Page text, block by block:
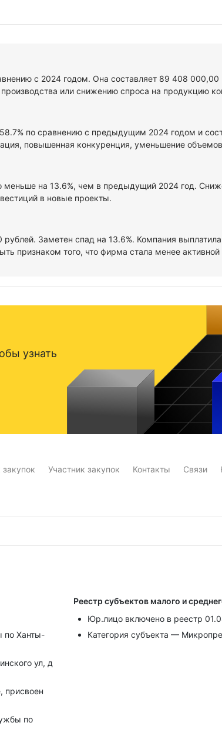
с 2024 годом. Она составляет 89 408
или снижению спроса на продукцию
по сравнению с предыдущим 2024 годом и
повышенная конкуренция, уменьшение
меньше на 13.6%, чем в предыдущий 2024 год.
в новые проекты.
Заметен спад на 13.6%. Компания
признаком того, что фирма стала менее
узнать
закупок Участник закупок Контакты Связи
по Ханты-
ул, д
присвоен
по
Реестр субъектов малого и
Юр.лицо включено в реестр
Категория субъекта —